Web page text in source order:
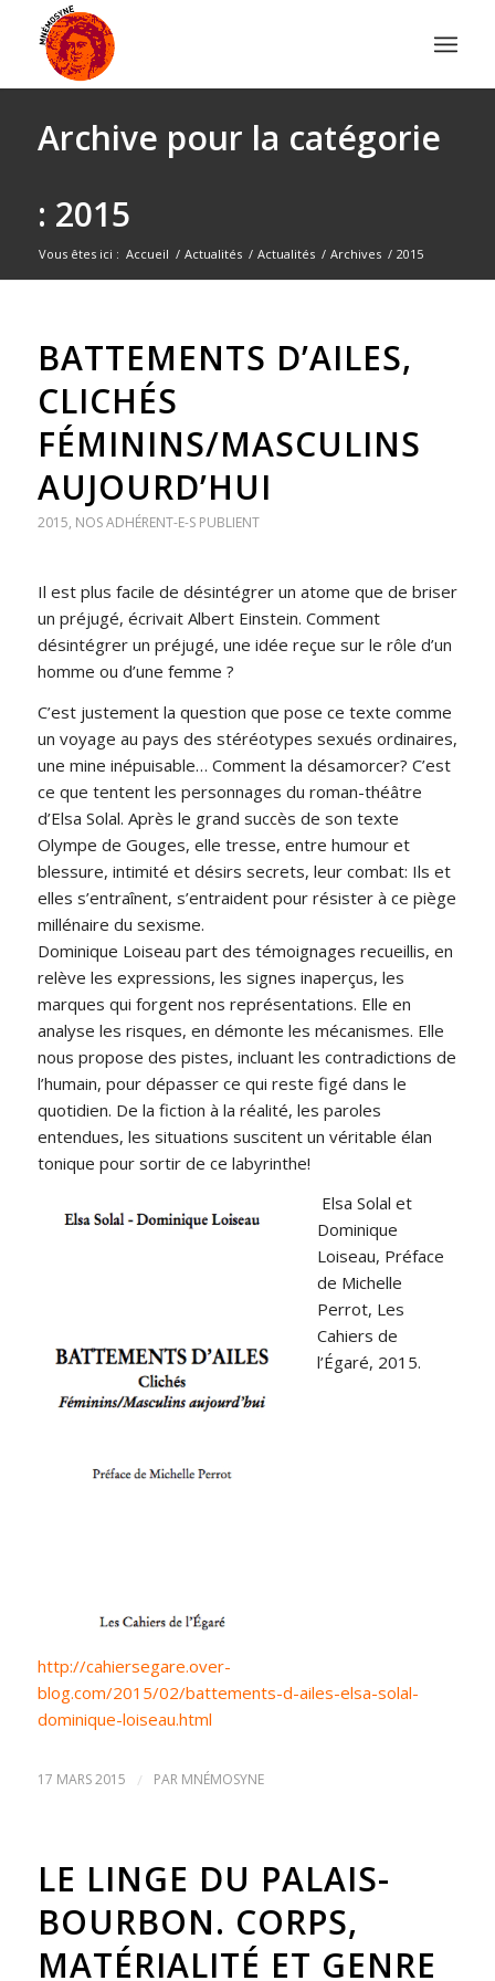
Archive pour la catégorie
: 2015
Vous êtes ici : Accueil / Actualités / Actualités / Archives / 2015
BATTEMENTS D’AILES,
CLICHÉS
FÉMININS/MASCULINS
AUJOURD’HUI
2015, NOS ADHÉRENT-E-S PUBLIENT
Il est plus facile de désintégrer un atome que de briser
un préjugé, écrivait Albert Einstein. Comment
désintégrer un préjugé, une idée reçue sur le rôle d’un
homme ou d’une femme ?
C’est justement la question que pose ce texte comme
un voyage au pays des stéréotypes sexués ordinaires,
une mine inépuisable… Comment la désamorcer? C’est
ce que tentent les personnages du roman-théâtre
d’Elsa Solal. Après le grand succès de son texte
Olympe de Gouges, elle tresse, entre humour et
blessure, intimité et désirs secrets, leur combat: Ils et
elles s’entraînent, s’entraident pour résister à ce piège
millénaire du sexisme.
Dominique Loiseau part des témoignages recueillis, en
relève les expressions, les signes inaperçus, les
marques qui forgent nos représentations. Elle en
analyse les risques, en démonte les mécanismes. Elle
nous propose des pistes, incluant les contradictions de
l’humain, pour dépasser ce qui reste figé dans le
quotidien. De la fiction à la réalité, les paroles
entendues, les situations suscitent un véritable élan
tonique pour sortir de ce labyrinthe!
Elsa Solal et
Dominique
Loiseau, Préface
de Michelle
Perrot, Les
Cahiers de
l’Égaré, 2015.
http://cahiersegare.over-
blog.com/2015/02/battements-d-ailes-elsa-solal-
dominique-loiseau.html
17 MARS 2015 / PAR MNÉMOSYNE
LE LINGE DU PALAIS-
BOURBON. CORPS,
MATÉRIALITÉ ET GENRE